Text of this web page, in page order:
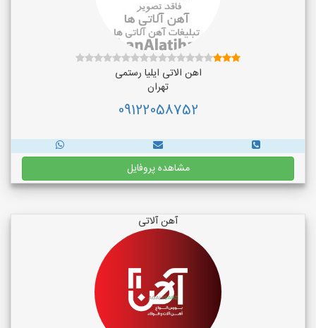
اهن الاتی ایلیا رستمی
تهران
09122058752
مشاهده پروفایل
آهن آلاتی